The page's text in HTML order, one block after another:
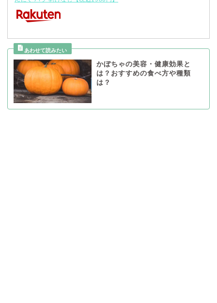
かぼちゃの美容・健康効果と
は？おすすめの食べ方や種類
は？